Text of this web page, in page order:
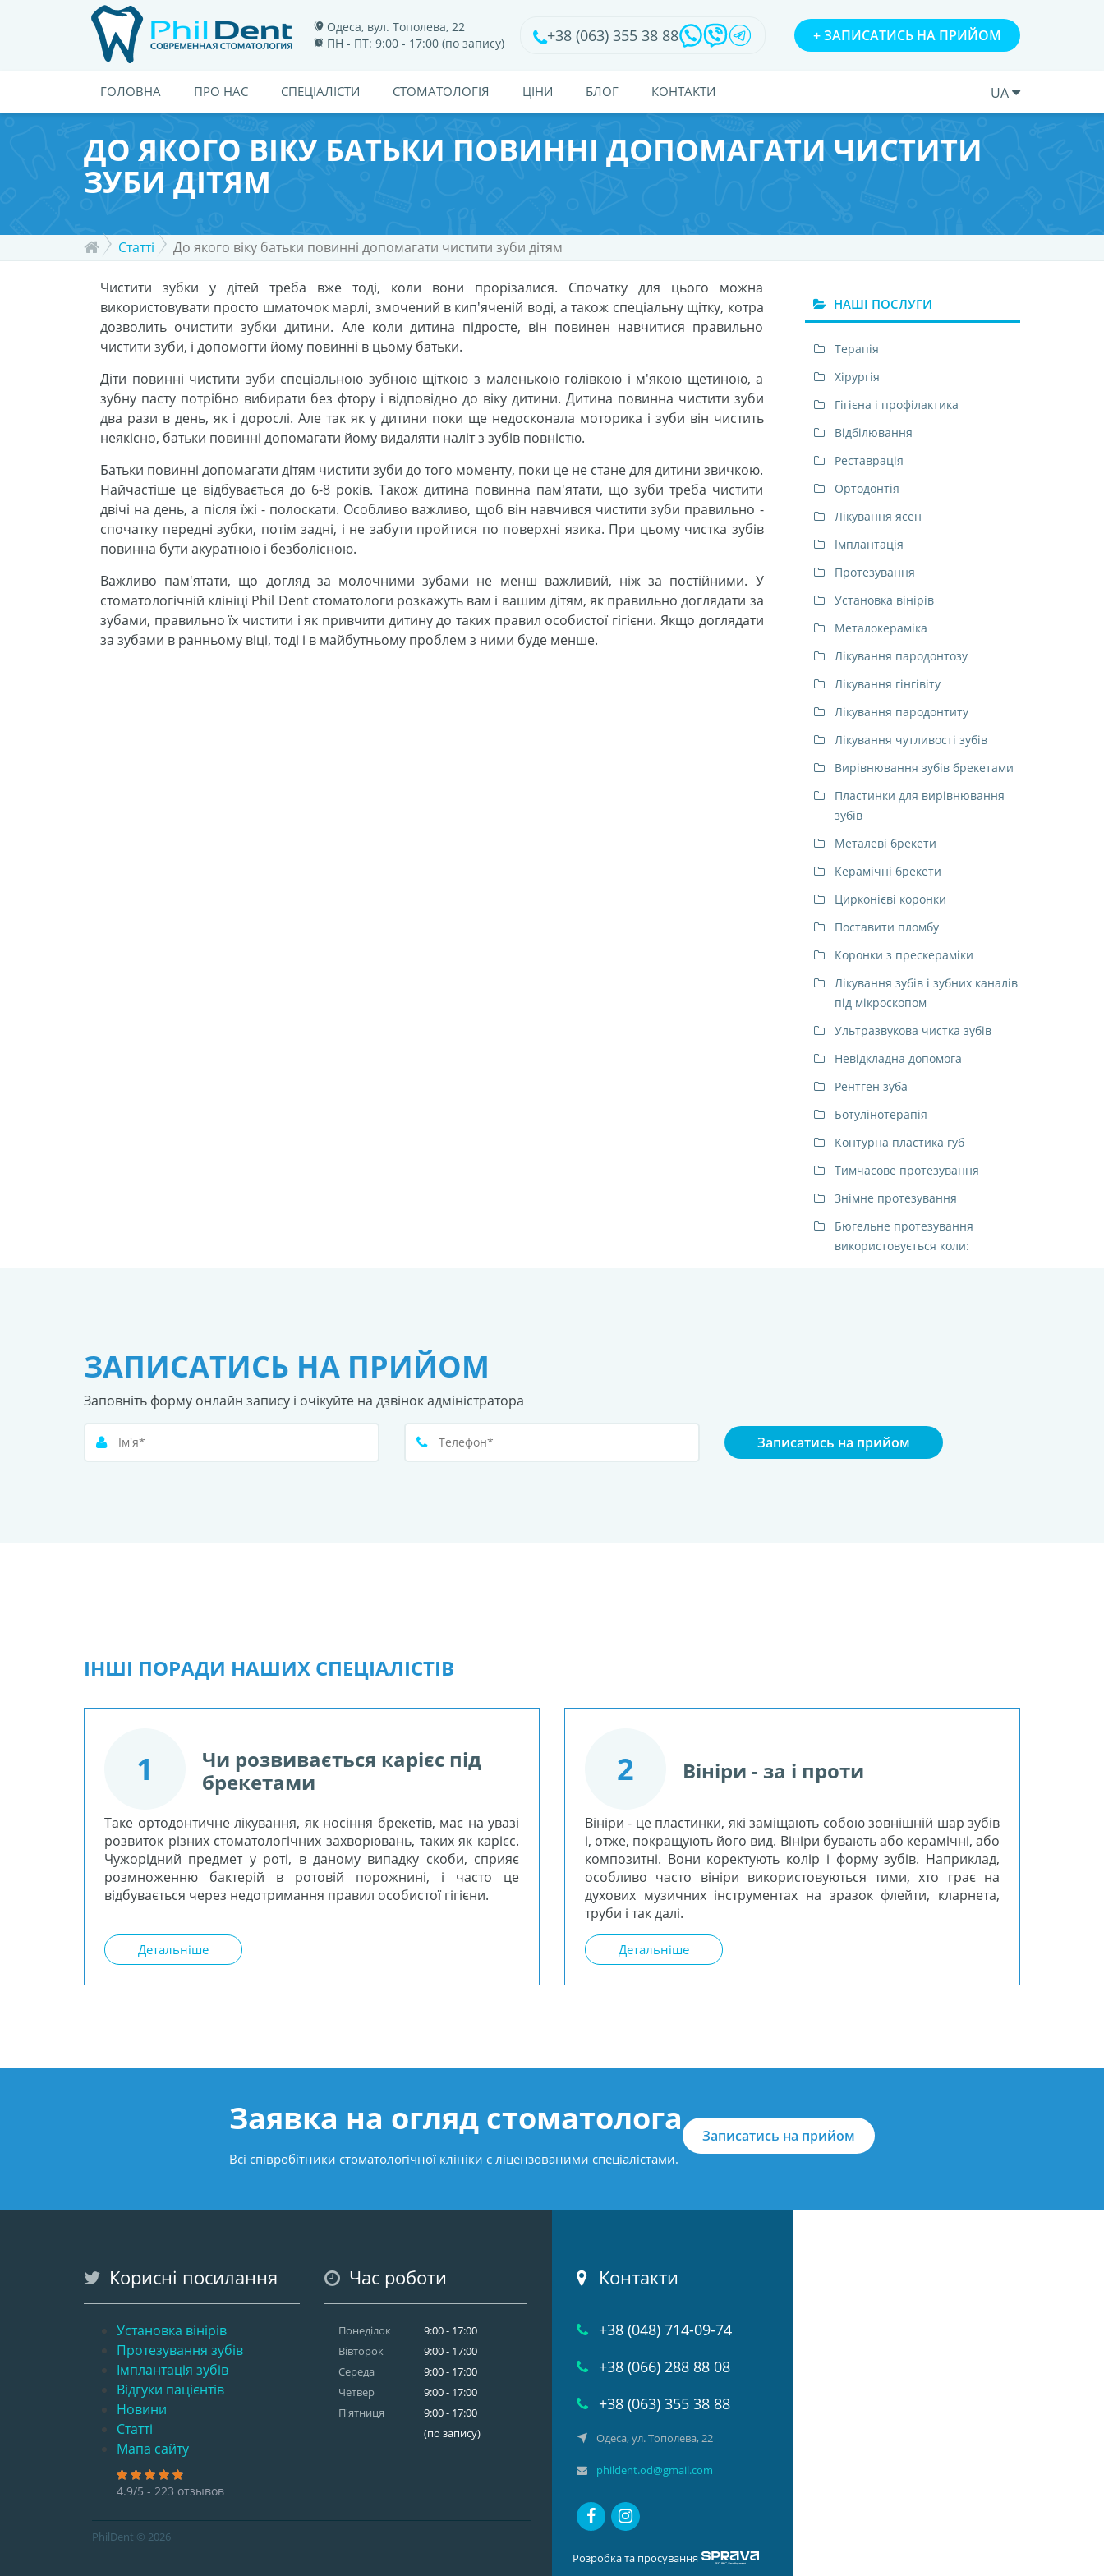
Одеса, вул. Тополева, 22
ПН - ПТ: 9:00 - 17:00 (по запису)
+38 (063) 355 38 88 +ЗАПИСАТИСЬ НА ПРИЙОМ
ГОЛОВНА ПРО НАС СПЕЦІАЛІСТИ CТОМАТОЛОГІЯ ЦІНИ БЛОГ КОНТАКТИ UA
ДО ЯКОГО ВІКУ БАТЬКИ ПОВИННІ ДОПОМАГАТИ ЧИСТИТИ
ЗУБИ ДІТЯМ
Статті До якого віку батьки повинні допомагати чистити зуби дітям
Чистити зубки у дітей треба вже тоді, коли вони прорізалися. Спочатку для цього можна
використовувати просто шматочок марлі, змочений в кип'яченій воді, а також спеціальну щітку, котра
дозволить очистити зубки дитини. Але коли дитина підросте, він повинен навчитися правильно
чистити зуби, і допомогти йому повинні в цьому батьки.
Діти повинні чистити зуби спеціальною зубною щіткою з маленькою голівкою і м'якою щетиною, а
зубну пасту потрібно вибирати без фтору і відповідно до віку дитини. Дитина повинна чистити зуби
два рази в день, як і дорослі. Але так як у дитини поки ще недосконала моторика і зуби він чистить
неякісно, ​​батьки повинні допомагати йому видаляти наліт з зубів повністю.
Батьки повинні допомагати дітям чистити зуби до того моменту, поки це не стане для дитини звичкою.
Найчастіше це відбувається до 6-8 років. Також дитина повинна пам'ятати, що зуби треба чистити
двічі на день, а після їжі - полоскати. Особливо важливо, щоб він навчився чистити зуби правильно -
спочатку передні зубки, потім задні, і не забути пройтися по поверхні язика. При цьому чистка зубів
повинна бути акуратною і безболісною.
Важливо пам'ятати, що догляд за молочними зубами не менш важливий, ніж за постійними. У
стоматологічній клініці Phil Dent стоматологи розкажуть вам і вашим дітям, як правильно доглядати за
зубами, правильно їх чистити і як привчити дитину до таких правил особистої гігієни. Якщо доглядати
за зубами в ранньому віці, тоді і в майбутньому проблем з ними буде менше.
НАШІ ПОСЛУГИ
Терапія
Хірургія
Гігієна і профілактика
Відбілювання
Реставрація
Ортодонтія
Лікування ясен
Імплантація
Протезування
Установка вінірів
Металокераміка
Лікування пародонтозу
Лікування гінгівіту
Лікування пародонтиту
Лікування чутливості зубів
Вирівнювання зубів брекетами
Пластинки для вирівнювання
зубів
Металеві брекети
Керамічні брекети
Цирконієві коронки
Поставити пломбу
Коронки з прескераміки
Лікування зубів і зубних каналів
під мікроскопом
Ультразвукова чистка зубів
Невідкладна допомога
Рентген зуба
Ботулінотерапія
Контурна пластика губ
Тимчасове протезування
Знімне протезування
Бюгельне протезування
використовується коли:
ЗАПИСАТИСЬ НА ПРИЙОМ
Заповніть форму онлайн запису і очікуйте на дзвінок адміністратора
Записатись на прийом
ІНШІ ПОРАДИ НАШИХ СПЕЦІАЛІСТІВ
1
Чи розвивається карієс під
брекетами
Таке ортодонтичне лікування, як носіння брекетів, має на увазі
розвиток різних стоматологічних захворювань, таких як карієс.
Чужорідний предмет у роті, в даному випадку скоби, сприяє
розмноженню бактерій в ротовій порожнині, і часто це
відбувається через недотримання правил особистої гігієни.
Детальніше
2 Вініри - за і проти
Вініри - це пластинки, які заміщають собою зовнішній шар зубів
і, отже, покращують його вид. Вініри бувають або керамічні, або
композитні. Вони коректують колір і форму зубів. Наприклад,
особливо часто вініри використовуються тими, хто грає на
духових музичних інструментах на зразок флейти, кларнета,
труби і так далі.
Детальніше
Заявка на огляд стоматолога
Всі співробітники стоматологічної клініки є ліцензованими спеціалістами.
Записатись на прийом
Корисні посилання
Установка вінірів
Протезування зубів
Імплантація зубів
Відгуки пацієнтів
Новини
Статті
Мапа сайту
4.9/5 - 223 отзывов
Час роботи
Понеділок
Вівторок
Середа
Четвер
П'ятниця
9:00 - 17:00
9:00 - 17:00
9:00 - 17:00
9:00 - 17:00
9:00 - 17:00
(по запису)
PhilDent © 2026
Контакти
+38 (048) 714-09-74
+38 (066) 288 88 08
+38 (063) 355 38 88
Одеса, ул. Тополева, 22
phildent.od@gmail.com
Розробка та просування